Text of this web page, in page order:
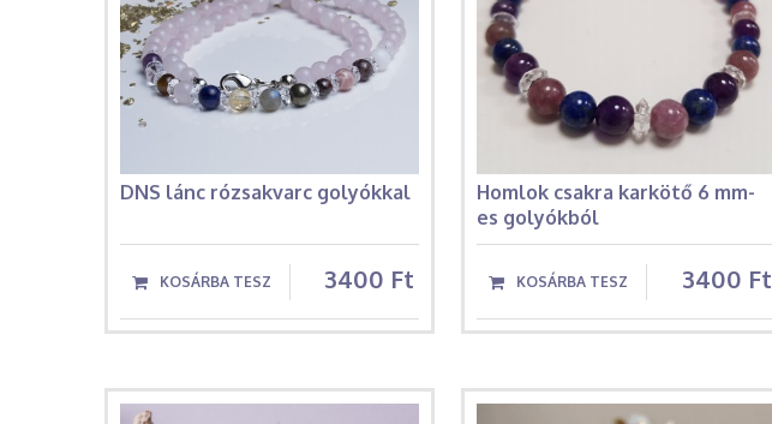
DNS lánc rózsakvarc golyókkal
3400 Ft
Homlok csakra karkötő 6 mm-
es golyókból
3400 Ft